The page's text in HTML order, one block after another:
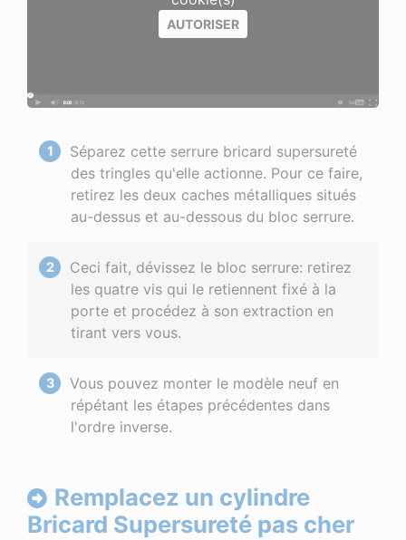
AUTORISER
Séparez cette serrure bricard supersureté
des tringles qu'elle actionne. Pour ce faire,
retirez les deux caches métalliques situés
au-dessus et au-dessous du bloc serrure.
Ceci fait, dévissez le bloc serrure: retirez
les quatre vis qui le retiennent fixé à la
porte et procédez à son extraction en
tirant vers vous.
Vous pouvez monter le modèle neuf en
répétant les étapes précédentes dans
l'ordre inverse.
Remplacez un cylindre
Bricard Supersureté pas cher